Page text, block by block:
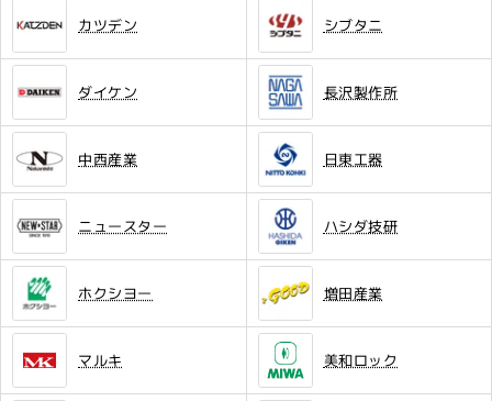
カツデン シブタニ
ダイケン 長沢製作所
中西産業 日東工器
ニュースター ハシダ技研
ホクシヨー 増田産業
マルキ 美和ロック